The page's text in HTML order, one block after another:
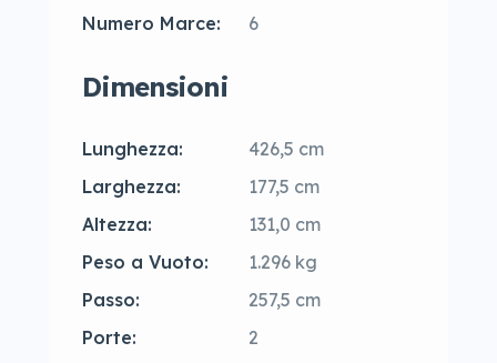
Numero Marce:
6
Dimensioni
Lunghezza:
426,5 cm
Larghezza:
177,5 cm
Altezza:
131,0 cm
Peso a Vuoto:
1.296 kg
Passo:
257,5 cm
Porte:
2